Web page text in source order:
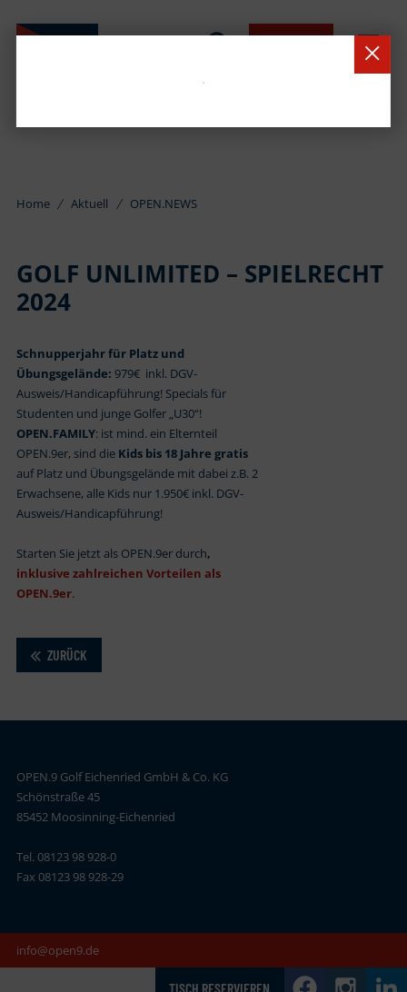
Home Aktuell OPEN.NEWS
GOLF UNLIMITED – SPIELRECHT
2024
Schnupperjahr für Platz und
Übungsgelände: 979€ inkl. DGV-
Ausweis/Handicapführung! Specials für
Studenten und junge Golfer „U30“!
OPEN.FAMILY: ist mind. ein Elternteil
OPEN.9er, sind die Kids bis 18 Jahre gratis
auf Platz und Übungsgelände mit dabei z.B. 2
Erwachsene, alle Kids nur 1.950€ inkl. DGV-
Ausweis/Handicapführung!
Starten Sie jetzt als OPEN.9er durch,
inklusive zahlreichen Vorteilen als
OPEN.9er.
ZURÜCK
OPEN.9 Golf Eichenried GmbH & Co. KG
Schönstraße 45
85452 Moosinning-Eichenried
Tel. 08123 98 928-0
Fax 08123 98 928-29
info@open9.de
TISCH RESERVIEREN